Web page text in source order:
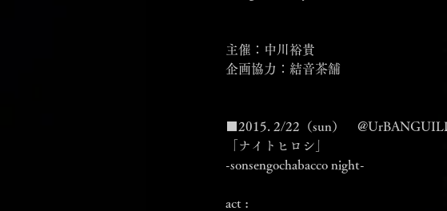
主催：中川裕貴
企画協力：結音茶舗
■2015. 2/22（sun）　
「ナイトヒロシ」
-sonsengochabacco night-
act :